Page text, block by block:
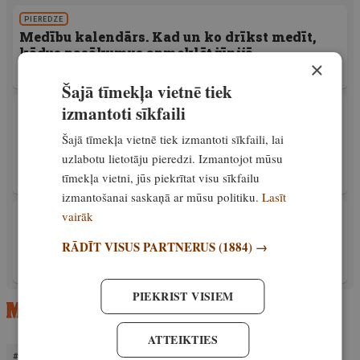
PIEREDZE
Medību kalendārs. Kad un ko drīkst medīt,
kādus pasākumus apmeklēt jūnijā
APRĪKOJUMS
stabilizāciju binoklis dzīvnieku skaitīšanai
700 metros
Ekskluzīvi 10. jūnijs, 2025
PIEREDZE
Mednieku svētki
LATVIJAS MEDNIEKU ASOCIĀCIJA
×
Šajā tīmekļa vietnē tiek
izmantoti sīkfaili
Šajā tīmekļa vietnē tiek izmantoti sīkfaili, lai
uzlabotu lietotāju pieredzi. Izmantojot mūsu
tīmekļa vietni, jūs piekrītat visu sīkfailu
izmantošanai saskaņā ar mūsu politiku.Lasīt
vairāk
RĀDĪT VISUS PARTNERUS(1884) →
PIEKRIST VISIEM
ATTEIKTIES